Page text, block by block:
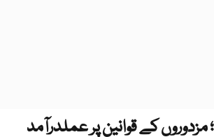
کے قوانین پر عملدرآمد